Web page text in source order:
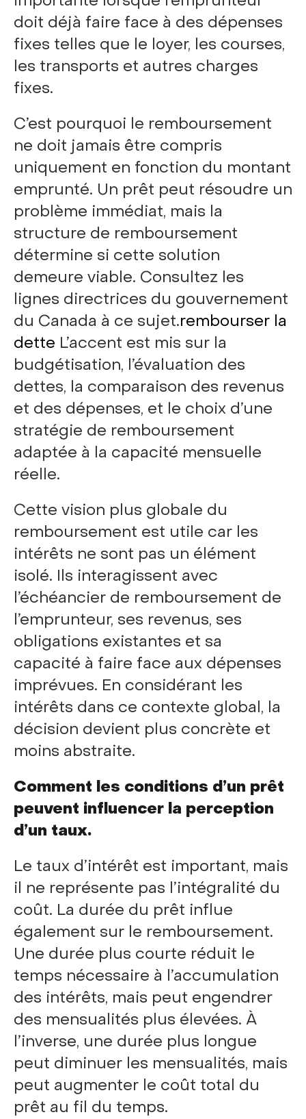
doit déjà faire face à des dépenses
fixes telles que le loyer, les courses,
les transports et autres charges
fixes.
C’est pourquoi le remboursement
ne doit jamais être compris
uniquement en fonction du montant
emprunté. Un prêt peut résoudre un
problème immédiat, mais la
structure de remboursement
détermine si cette solution
demeure viable. Consultez les
lignes directrices du gouvernement
du Canada à ce sujet.rembourser la
dette L’accent est mis sur la
budgétisation, l’évaluation des
dettes, la comparaison des revenus
et des dépenses, et le choix d’une
stratégie de remboursement
adaptée à la capacité mensuelle
réelle.
Cette vision plus globale du
remboursement est utile car les
intérêts ne sont pas un élément
isolé. Ils interagissent avec
l’échéancier de remboursement de
l’emprunteur, ses revenus, ses
obligations existantes et sa
capacité à faire face aux dépenses
imprévues. En considérant les
intérêts dans ce contexte global, la
décision devient plus concrète et
moins abstraite.
Comment les conditions d’un prêt
peuvent influencer la perception
d’un taux.
Le taux d’intérêt est important, mais
il ne représente pas l’intégralité du
coût. La durée du prêt influe
également sur le remboursement.
Une durée plus courte réduit le
temps nécessaire à l’accumulation
des intérêts, mais peut engendrer
des mensualités plus élevées. À
l’inverse, une durée plus longue
peut diminuer les mensualités, mais
peut augmenter le coût total du
prêt au fil du temps.